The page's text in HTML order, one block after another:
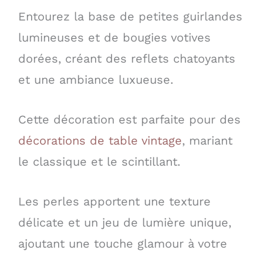
Entourez la base de petites guirlandes
lumineuses et de bougies votives
dorées, créant des reflets chatoyants
et une ambiance luxueuse.
Cette décoration est parfaite pour des
décorations de table vintage, mariant
le classique et le scintillant.
Les perles apportent une texture
délicate et un jeu de lumière unique,
ajoutant une touche glamour à votre